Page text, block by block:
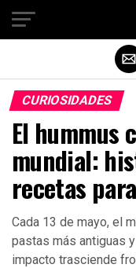
CURIOSIDADES
El hummus
mundial:
recetas
Cada 13 de mayo, el
pastas más antiguas
impacto trasciende